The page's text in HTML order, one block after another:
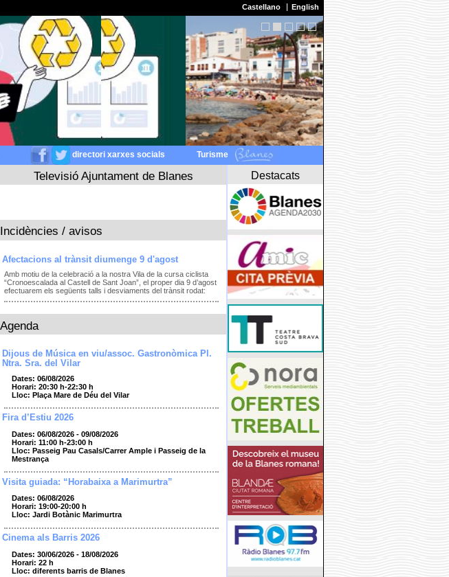
Castellano English
directori xarxes socials Turisme
Televisió Ajuntament de Blanes
Incidències / avisos
Afectacions al trànsit diumenge 9 d'agost
Amb motiu de la celebració a la nostra Vila de la cursa ciclista
“Cronoescalada al Castell de Sant Joan”, el proper dia 9 d’agost
efectuarem els següents talls i desviaments del trànsit rodat:
Agenda
Dijous de Música en viu/assoc. Gastronòmica Pl.
Ntra. Sra. del Vilar
Dates: 06/08/2026
Horari: 20:30 h-22:30 h
Lloc: Plaça Mare de Déu del Vilar
Fira d’Estiu 2026
Dates: 06/08/2026 - 09/08/2026
Horari: 11:00 h-23:00 h
Lloc: Passeig Pau Casals/Carrer Ample i Passeig de la
Mestrança
Visita guiada: “Horabaixa a Marimurtra”
Dates: 06/08/2026
Horari: 19:00-20:00 h
Lloc: Jardi Botànic Marimurtra
Cinema als Barris 2026
Dates: 30/06/2026 - 18/08/2026
Horari: 22 h
Lloc: diferents barris de Blanes
Destacats